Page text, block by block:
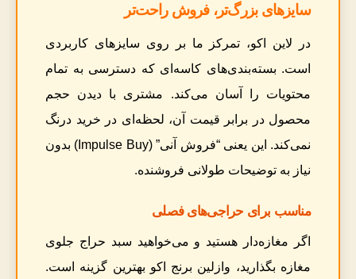
سایزهای بزرگ‌تر، فروش راحت‌تر
در لاین اکو، تمرکز ما بر روی سایزهای کاربردی
است. بسته‌بندی‌های کاسه‌ای که دسترسی به تمام
محتویات را آسان می‌کند. مشتری با دیدن حجم
محصول در برابر قیمت آن، لحظه‌ای در خرید درنگ
نمی‌کند. این یعنی “فروش آنی” (Impulse Buy) بدون
نیاز به توضیحات طولانی فروشنده.
مناسب برای حراجی‌های فصلی
اگر مغازه‌دار هستید و می‌خواهید سبد حراج جلوی
مغازه بگذارید، وازلین برنج اکو بهترین گزینه است.